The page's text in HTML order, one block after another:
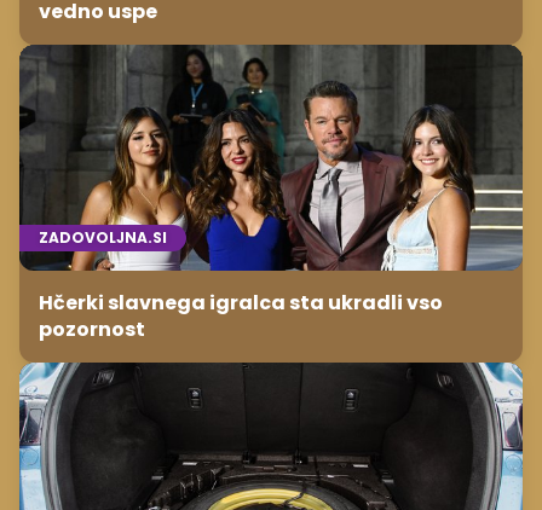
vedno uspe
ZADOVOLJNA.SI
Hčerki slavnega igralca sta ukradli vso
pozornost